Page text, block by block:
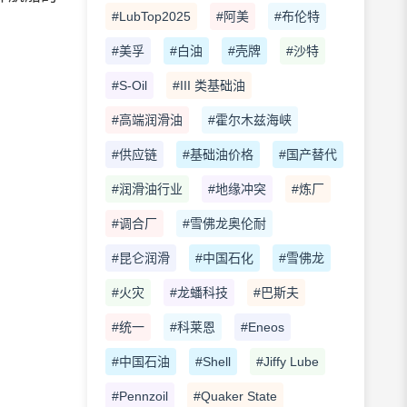
#LubTop2025 #阿美 #布伦特
#美孚 #白油 #壳牌 #沙特
#S-Oil #III 类基础油
#高端润滑油 #霍尔木兹海峡
#供应链 #基础油价格 #国产替代
#润滑油行业 #地缘冲突 #炼厂
#调合厂 #雪佛龙奥伦耐
#昆仑润滑 #中国石化 #雪佛龙
#火灾 #龙蟠科技 #巴斯夫
#统一 #科莱恩 #Eneos
#中国石油 #Shell #Jiffy Lube
#Pennzoil #Quaker State